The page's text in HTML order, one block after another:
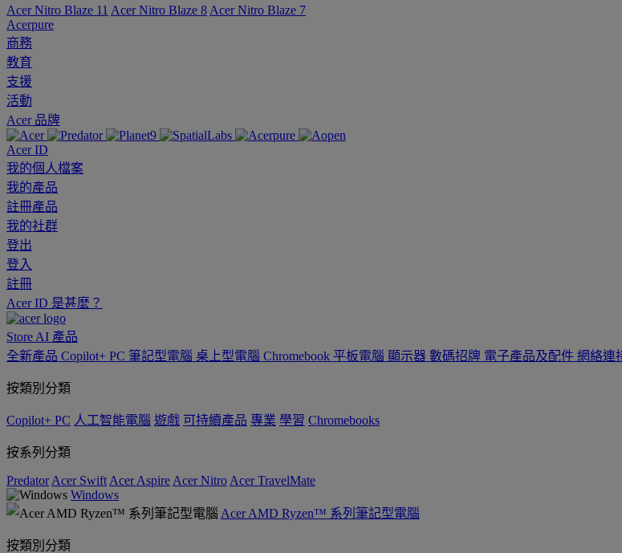
Acer Nitro Blaze 11 Acer Nitro Blaze 8 Acer Nitro Blaze 7
Acerpure
商務
教育
支援
活動
Acer 品牌
Acer ID
我的個人檔案
我的產品
註冊產品
我的社群
登出
登入
註冊
Acer ID 是甚麼？
Store AI 產品
全新產品 Copilot+ PC 筆記型電腦 桌上型電腦 Chromebook 平板電腦 顯示器 數碼招牌 電子產品及配件 網絡連
按類別分類
Copilot+ PC 人工智能電腦 遊戲 可持續產品 專業 學習 Chromebooks
按系列分類
Predator Acer Swift Acer Aspire Acer Nitro Acer TravelMate
Windows
Acer AMD Ryzen™ 系列筆記型電腦
按類別分類